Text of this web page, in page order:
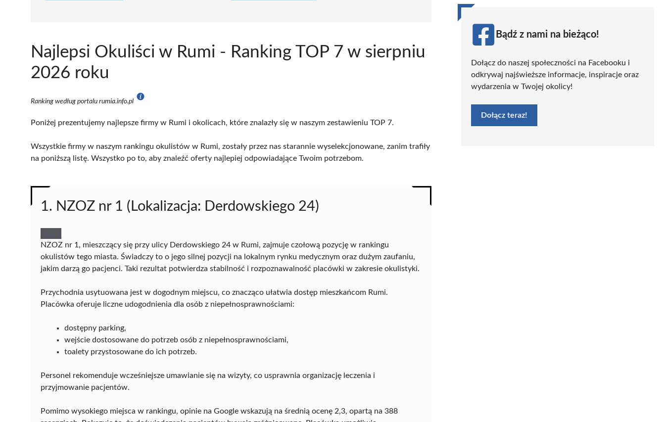
Najlepsi Okuliści w Rumi - Ranking TOP 7 w sierpniu
2026 roku
Ranking według portalu rumia.info.pl
Poniżej prezentujemy najlepsze firmy w Rumi i okolicach, które znalazły się w naszym zestawieniu TOP 7.
Wszystkie firmy w naszym rankingu okulistów w Rumi, zostały przez nas starannie wyselekcjonowane, zanim trafiły
na poniższą listę. Wszystko po to, aby znaleźć oferty najlepiej odpowiadające Twoim potrzebom.
1. NZOZ nr 1 (Lokalizacja: Derdowskiego 24)
NZOZ nr 1, mieszczący się przy ulicy Derdowskiego 24 w Rumi, zajmuje czołową pozycję w rankingu
okulistów tego miasta. Świadczy to o jego silnej pozycji na lokalnym rynku medycznym oraz dużym zaufaniu,
jakim darzą go pacjenci. Taki rezultat potwierdza stabilność i rozpoznawalność placówki w zakresie okulistyki.
Przychodnia usytuowana jest w dogodnym miejscu, co znacząco ułatwia dostęp mieszkańcom Rumi.
Placówka oferuje liczne udogodnienia dla osób z niepełnosprawnościami:
dostępny parking,
wejście dostosowane do potrzeb osób z niepełnosprawnościami,
toalety przystosowane do ich potrzeb.
Personel rekomenduje wcześniejsze umawianie się na wizyty, co usprawnia organizację leczenia i
przyjmowanie pacjentów.
Pomimo wysokiego miejsca w rankingu, opinie na Google wskazują na średnią ocenę 2,3, opartą na 388
Bądź z nami na bieżąco!
Dołącz do naszej społeczności na Facebooku i
odkrywaj najświeższe informacje, inspiracje oraz
wydarzenia w Twojej okolicy!
Dołącz teraz!